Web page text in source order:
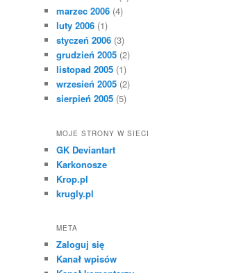
marzec 2006 (4)
luty 2006 (1)
styczeń 2006 (3)
grudzień 2005 (2)
listopad 2005 (1)
wrzesień 2005 (2)
sierpień 2005 (5)
MOJE STRONY W SIECI
GK Deviantart
Karkonosze
Krop.pl
krugly.pl
META
Zaloguj się
Kanał wpisów